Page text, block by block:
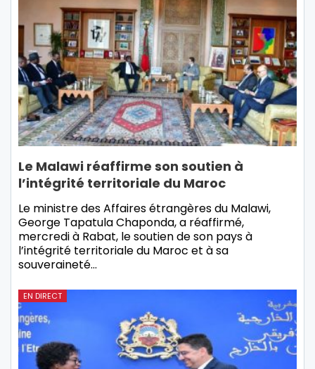
Le Malawi réaffirme son soutien à
l’intégrité territoriale du Maroc
Le ministre des Affaires étrangères du Malawi,
George Tapatula Chaponda, a réaffirmé,
mercredi à Rabat, le soutien de son pays à
l’intégrité territoriale du Maroc et à sa
souveraineté…
EN DIRECT